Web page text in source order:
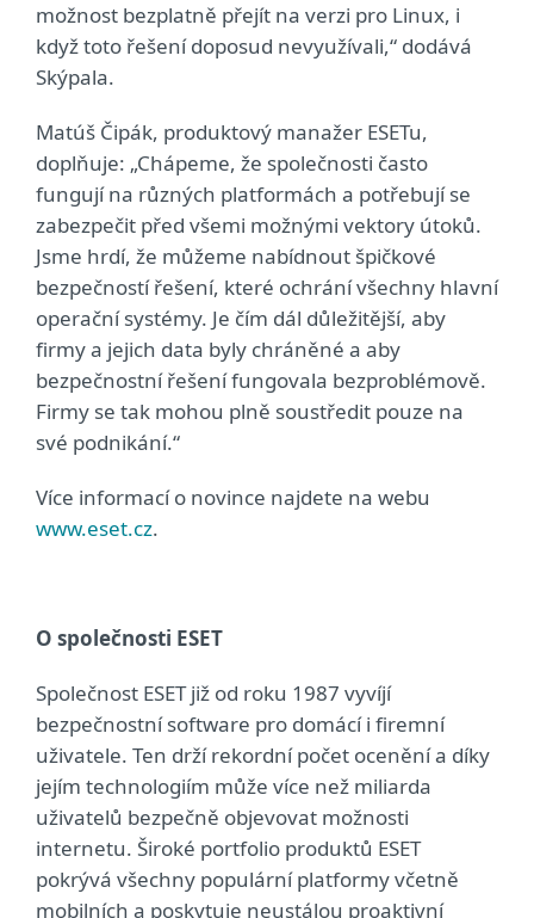
možnost bezplatně přejít na verzi pro Linux, i
když toto řešení doposud nevyužívali,“ dodává
Skýpala.
Matúš Čipák, produktový manažer ESETu,
doplňuje: „Chápeme, že společnosti často
fungují na různých platformách a potřebují se
zabezpečit před všemi možnými vektory útoků.
Jsme hrdí, že můžeme nabídnout špičkové
bezpečností řešení, které ochrání všechny hlavní
operační systémy. Je čím dál důležitější, aby
firmy a jejich data byly chráněné a aby
bezpečnostní řešení fungovala bezproblémově.
Firmy se tak mohou plně soustředit pouze na
své podnikání.“
Více informací o novince najdete na webu
www.eset.cz.
O společnosti ESET
Společnost ESET již od roku 1987 vyvíjí
bezpečnostní software pro domácí i firemní
uživatele. Ten drží rekordní počet ocenění a díky
jejím technologiím může více než miliarda
uživatelů bezpečně objevovat možnosti
internetu. Široké portfolio produktů ESET
pokrývá všechny populární platformy včetně
mobilních a poskytuje neustálou proaktivní